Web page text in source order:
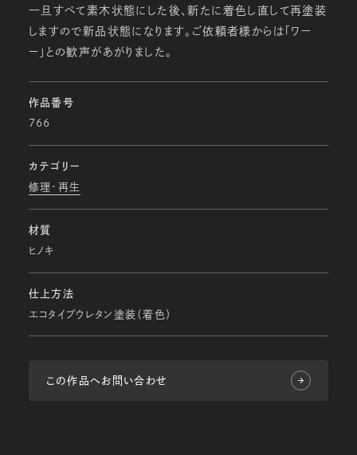
一旦すべて素木状態にした後、新たに着色し直して再塗装
しますので新品状態になります。ご依頼者様からは「ワー
ー」との歓声があがりました。
作品番号
766
カテゴリー
修理・再生
材質
ヒノキ
仕上方法
エコタイプウレタン塗装（着色）
この作品へお問い合わせ